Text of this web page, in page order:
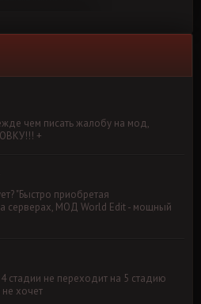
чем писать жалобу на мод,
+
"Быстро приобретая
серверах, МОД World Edit - мощный
стадии не переходит на 5 стадию
хочет